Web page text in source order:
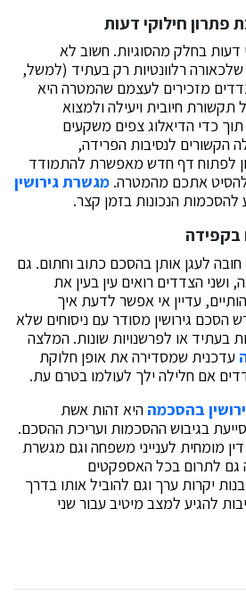
פתרון חילוקי דעות
דעות בחלק מהסוגיות. חשוב לא
רלוונטיות רק בעתיד (למשל,
מזכירים לעצמם שהמטרה היא
חיובית ויעילה ולמצוא
כדי הדיאלוג צפים משקעים
הקשורים לנסיבות הפרידה,
לפתוח דף חדש מאפשרת להתמודד
אתכם מהמטרה. מגשרת גירושין
להסכמות הנכונות בזמן קצר.
בקפידה
לעגן אותן בהסכם כתוב וחתום. גם
ושני הצדדים רואים עין בעין את
עדיין אי אפשר לדעת איך
הסכם גירושין מסודר עם ניסוחים שלא
בעתיד או לפרשנויות שונות. המלצה
עדכנית שמסדירה את אופן חלוקת
אם חלילה ילך לעולמו בטרם עת.
בהסכמההיא זהות אשת
בגיבוש ההסכמות ועריכת ההסכם.
מומחית לענייני משפחה וגם מגשרת
גם לתרום בכל האספקטים
יקרות ערך וגם להוביל אותו בדרך
להגיע למצב מיטיב עבור שני